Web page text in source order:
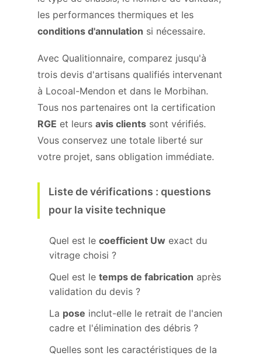
les performances thermiques et les
conditions d'annulation si nécessaire.
Avec Qualitionnaire, comparez jusqu'à
trois devis d'artisans qualifiés intervenant
à Locoal-Mendon et dans le Morbihan.
Tous nos partenaires ont la certification
RGE et leurs avis clients sont vérifiés.
Vous conservez une totale liberté sur
votre projet, sans obligation immédiate.
Liste de vérifications : questions
pour la visite technique
Quel est le coefficient Uw exact du
vitrage choisi ?
Quel est le temps de fabrication après
validation du devis ?
La pose inclut-elle le retrait de l'ancien
cadre et l'élimination des débris ?
Quelles sont les caractéristiques de la